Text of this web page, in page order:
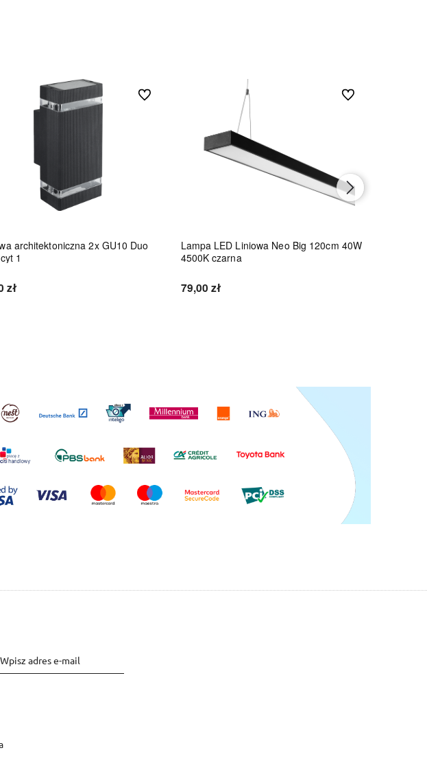
architektoniczna 2x GU10 Duo
1
zł
Do ulubionych
Lampa LED Liniowa Neo Big 120cm 40W
4500K czarna
79,00 zł
Do ulubionych
adres e-mail